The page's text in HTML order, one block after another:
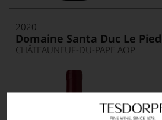
2020
Domaine Santa Duc Le
CHÂTEAUNEUF-DU-PAPE AOP